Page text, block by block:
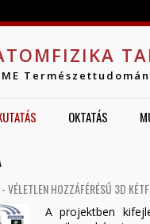
OKTATÁS
VÉLETLEN HOZZÁFÉRÉSŰ 3D
A projektben